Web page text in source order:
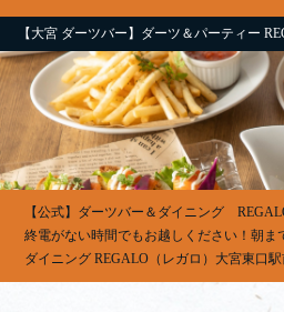
【大宮 ダーツバー】ダーツ＆パーティー
【公式】ダーツバー＆ダイニング
終電がない時間でもお越しください！朝ま
ダイニング REGALO（レガロ）大宮東口